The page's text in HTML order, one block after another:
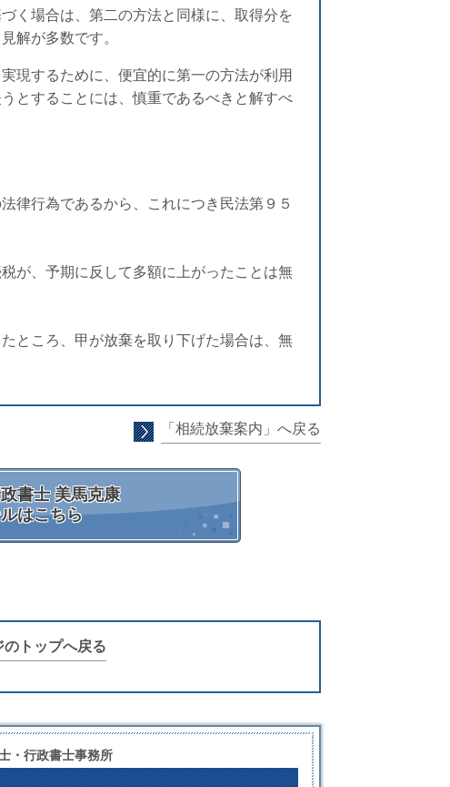
く場合は、第二の方法と同様に、取得分を
解が多数です。
現するために、便宜的に第一の方法が利用
とすることには、慎重であるべきと解すべ
律行為であるから、これにつき民法第９５
が、予期に反して多額に上がったことは無
ところ、甲が放棄を取り下げた場合は、無
「相続放棄案内」へ戻る
書士 美馬克康
はこちら
のトップへ戻る
・行政書士事務所